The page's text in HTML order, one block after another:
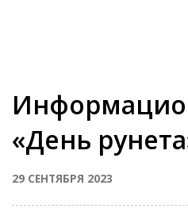
«День
29 СЕНТЯБРЯ 2023